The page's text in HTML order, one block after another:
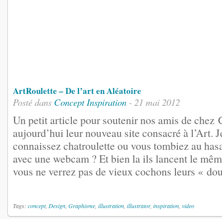
ArtRoulette – De l’art en Aléatoire
Posté dans Concept Inspiration - 21 mai 2012
Un petit article pour soutenir nos amis de chez
aujourd’hui leur nouveau site consacré à l’Art.
connaissez chatroulette ou vous tombiez au
avec une webcam ? Et bien la ils lancent le
vous ne verrez pas de vieux cochons leurs «
Tags: concept, Design Graphisme illustration illustrator, inspiration video